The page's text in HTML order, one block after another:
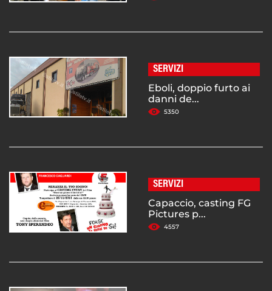
SERVIZI
Eboli, doppio furto ai
danni de...
5350
SERVIZI
Capaccio, casting FG
Pictures p...
4557